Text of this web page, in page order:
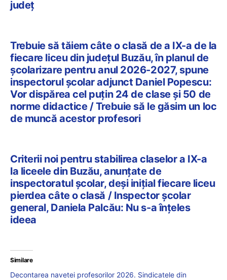
județ
Trebuie să tăiem câte o clasă de a IX-a de la
fiecare liceu din județul Buzău, în planul de
școlarizare pentru anul 2026-2027, spune
inspectorul școlar adjunct Daniel Popescu:
Vor dispărea cel puțin 24 de clase și 50 de
norme didactice / Trebuie să le găsim un loc
de muncă acestor profesori
Criterii noi pentru stabilirea claselor a IX-a
la liceele din Buzău, anunțate de
inspectoratul școlar, deși inițial fiecare liceu
pierdea câte o clasă / Inspector școlar
general, Daniela Palcău: Nu s-a înțeles
ideea
Similare
Decontarea navetei profesorilor 2026. Sindicatele din